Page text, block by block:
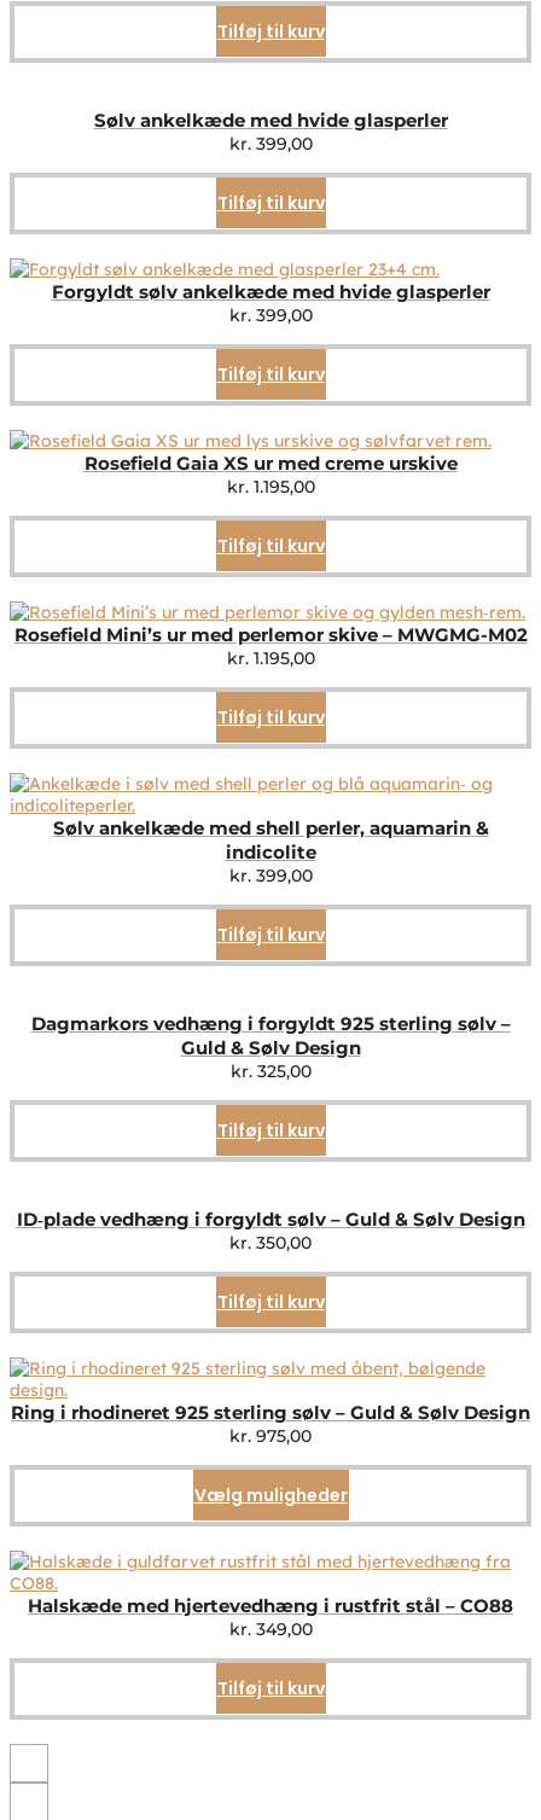
Tilføj til kurv
Sølv ankelkæde med hvide glasperler
kr.399,00
Tilføj til kurv
Forgyldt sølv ankelkæde med hvide glasperler
kr.399,00
Tilføj til kurv
Rosefield Gaia XS ur med creme urskive
kr.1.195,00
Tilføj til kurv
Rosefield Mini’s ur med perlemor skive – MWGMG-M02
kr.1.195,00
Tilføj til kurv
Sølv ankelkæde med shell perler, aquamarin &
indicolite
kr.399,00
Tilføj til kurv
Dagmarkors vedhæng i forgyldt 925 sterling sølv –
Guld & Sølv Design
kr.325,00
Tilføj til kurv
ID‑plade vedhæng i forgyldt sølv – Guld & Sølv Design
kr. 350,00
Tilføj til kurv
Ring i rhodineret 925 sterling sølv – Guld & Sølv Design
kr. 975,00
Vælg mulighederDette
vare
flere
Mulighederne
på
Halskæde med hjertevedhæng i rustfrit stål – CO88
kr.349,00
Tilføj til kurv